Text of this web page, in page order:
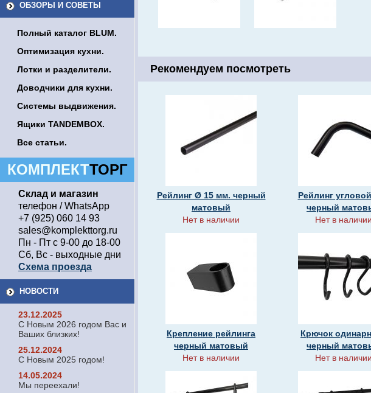
ОБЗОРЫ И СОВЕТЫ
Полный каталог BLUM.
Оптимизация кухни.
Лотки и разделители.
Доводчики для кухни.
Системы выдвижения.
Ящики TANDEMBOX.
Все статьи.
КОМПЛЕКТТОРГ
Склад и магазин
телефон / WhatsApp
+7 (925) 060 14 93
sales@komplekttorg.ru
Пн - Пт с 9-00 до 18-00
Сб, Вс - выходные дни
Схема проезда
НОВОСТИ
23.12.2025
С Новым 2026 годом Вас и
Ваших близких!
25.12.2024
С Новым 2025 годом!
14.05.2024
Мы переехали!
Рекомендуем посмотреть
Рейлинг Ø 15 мм. черный
матовый
Нет в наличии
Рейлинг
черный
Нет в наличии
Крепление рейлинга
черный матовый
Нет в наличии
Крючок
черный
Нет в наличии